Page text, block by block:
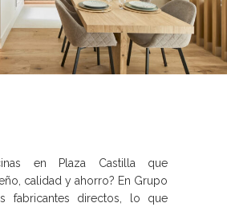
en Plaza Castilla que
calidad y ahorro? En Grupo
fabricantes directos, lo que